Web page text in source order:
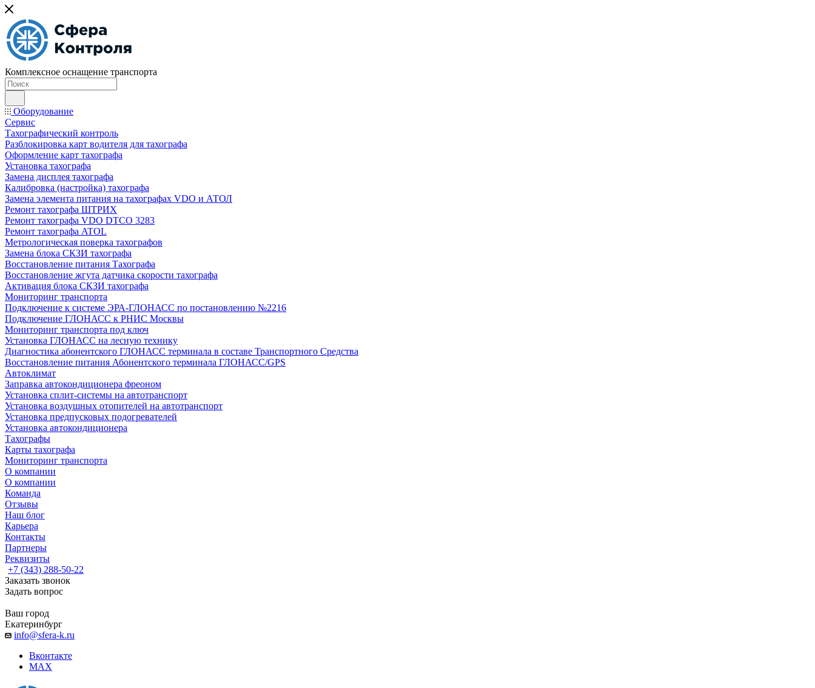
Комплексное оснащение транспорта
Оборудование
Сервис
Тахографический контроль
Разблокировка карт водителя для тахографа
Оформление карт тахографа
Установка тахографа
Замена дисплея тахографа
Калибровка (настройка) тахографа
Замена элемента питания на тахографах VDO и АТОЛ
Ремонт тахографа ШТРИХ
Ремонт тахографа VDO DTCO 3283
Ремонт тахографа ATOL
Метрологическая поверка тахографов
Замена блока СКЗИ тахографа
Восстановление питания Тахографа
Восстановление жгута датчика скорости тахографа
Активация блока СКЗИ тахографа
Мониторинг транспорта
Подключение к системе ЭРА-ГЛОНАСС по постановлению №2216
Подключение ГЛОНАСС к РНИС Москвы
Мониторинг транспорта под ключ
Установка ГЛОНАСС на лесную технику
Диагностика абонентского ГЛОНАСС терминала в составе Транспортного Средства
Восстановление питания Абонентского терминала ГЛОНАСС/GPS
Автоклимат
Заправка автокондиционера фреоном
Установка сплит-системы на автотранспорт
Установка воздушных отопителей на автотранспорт
Установка предпусковых подогревателей
Установка автокондиционера
Тахографы
Карты тахографа
Мониторинг транспорта
О компании
О компании
Команда
Отзывы
Наш блог
Карьера
Контакты
Партнеры
Реквизиты
+7 (343) 288-50-22
Заказать звонок
Задать вопрос
Ваш город
Екатеринбург
info@sfera-k.ru
Вконтакте
MAX